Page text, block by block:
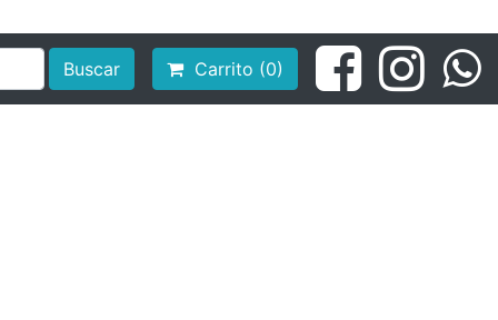
Buscar Carrito (0)